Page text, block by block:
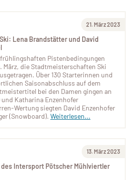
13. März 2023
Intersport Pötscher Mühlviertler
21. März 2023
Lena Brandstätter und David
Pistenbedingungen
März, die Stadtmeisterschaften Ski
Über 130 Starterinnen und
Saisonabschluss auf dem
bei den Damen gingen an
Katharina Enzenhofer
Wertung siegten David Enzenhofer
(Snowboard). Weiterlesen...